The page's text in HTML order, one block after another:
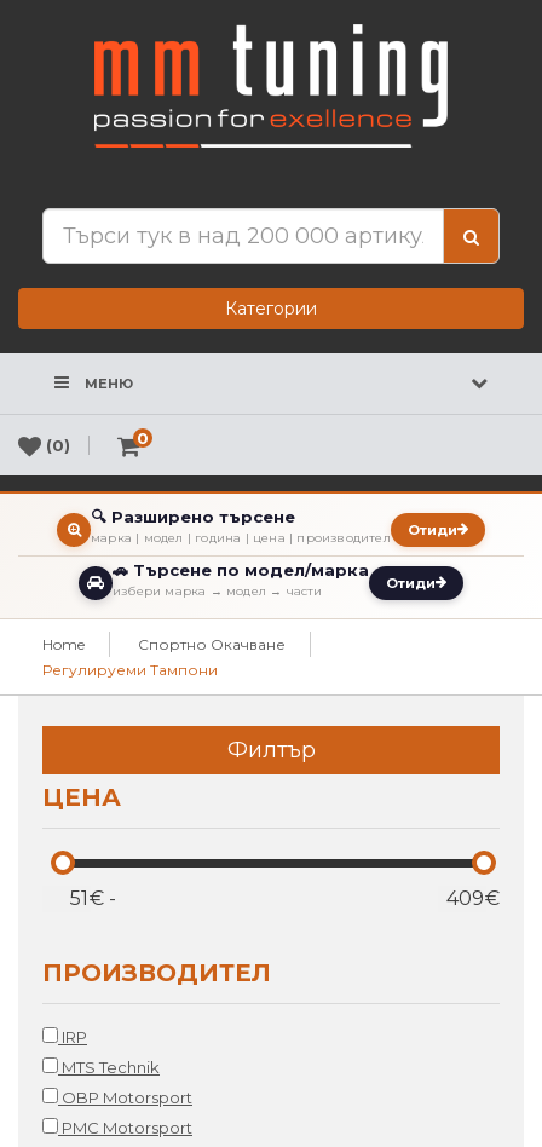
Категории
МЕНЮ
(0) 0
🔍 Разширено търсене
марка | модел | година | цена | производител Отиди
🚗 Търсене по модел/марка
избери марка → модел → части Отиди
Home
Спортно Окачване
Регулируеми Тампони
Филтър
ЦЕНА
€ - €
ПРОИЗВОДИТЕЛ
IRP
MTS Technik
OBP Motorsport
PMC Motorsport